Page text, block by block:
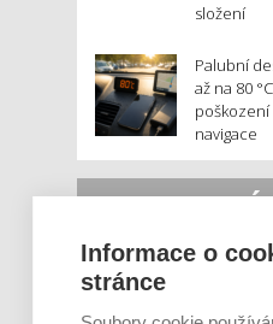
složení
Palubní
až na 80
poškození
navigace
MOHLO BY
Informace o
stránce